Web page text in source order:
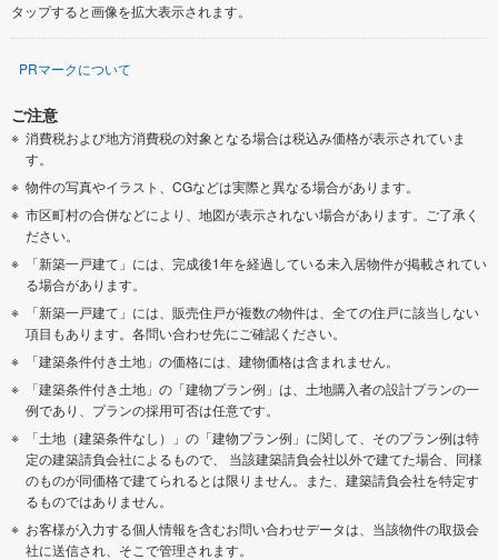
タップすると画像を拡大表示されます。
PRマークについて
ご注意
消費税および地方消費税の対象となる場合は税込み価格が表示されていま
す。
物件の写真やイラスト、CGなどは実際と異なる場合があります。
市区町村の合併などにより、地図が表示されない場合があります。ご了承く
ださい。
「新築一戸建て」には、完成後1年を経過している未入居物件が掲載されてい
る場合があります。
「新築一戸建て」には、販売住戸が複数の物件は、全ての住戸に該当しない
項目もあります。各問い合わせ先にご確認ください。
「建築条件付き土地」の価格には、建物価格は含まれません。
「建築条件付き土地」の「建物プラン例」は、土地購入者の設計プランの一
例であり、プランの採用可否は任意です。
「土地（建築条件なし）」の「建物プラン例」に関して、そのプラン例は特
定の建築請負会社によるもので、 当該建築請負会社以外で建てた場合、同様
のものが同価格で建てられるとは限りません。また、建築請負会社を特定す
るものではありません。
お客様が入力する個人情報を含むお問い合わせデータは、当該物件の取扱会
社に送信され、そこで管理されます。